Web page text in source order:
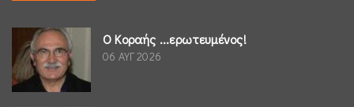
Ο Κοραής ...ερωτευμένος!
06 ΑΥΓ 2026